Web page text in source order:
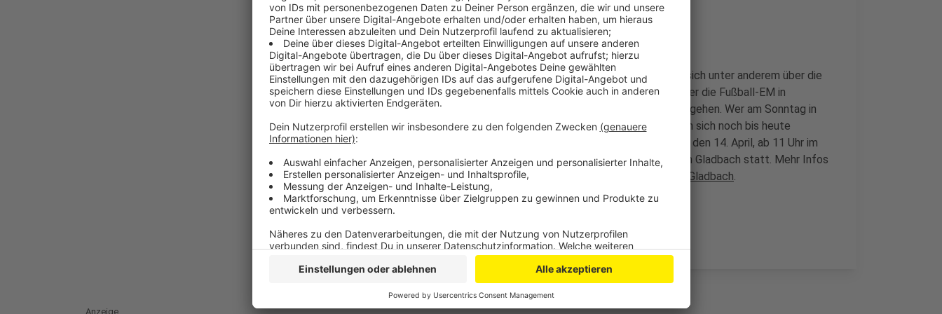
Anzeige
Gemeinsam mit interessierten Bürgerinnen und Bürger wollen sie sich unter anderem über die
Geschichte der Eine-Welt-Läden austauschen. Und weil im Sommer die Fußball-EM in
Deutschland ist, soll es auch um die Produktion von Fairen Bällen gehen. Wer am Sonntag in
der Rommerscheider Kirche St. Engelbert dabei sein möchte, kann sich noch bis heute
. Der Global Brunch findet am Sonntag, den 14. April, ab 11 Uhr im
Turmzimmer der Rommerscheider Kirche St. Engelbert in Bergisch Gladbach statt. Mehr Infos
zum Global Brunch gibt es auch auf der
Seite der Stadt Bergisch Gladbach.
Anzeige
Anzeige